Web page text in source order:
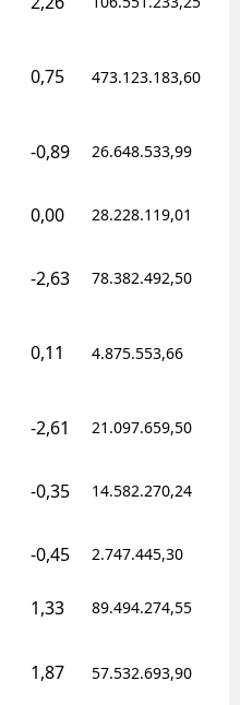
0,75 473.123.183,60
-0,89 26.648.533,99
0,00 28.228.119,01
-2,63 78.382.492,50
0,11 4.875.553,66
-2,61 21.097.659,50
-0,35 14.582.270,24
-0,45 2.747.445,30
1,33 89.494.274,55
1,87 57.532.693,90